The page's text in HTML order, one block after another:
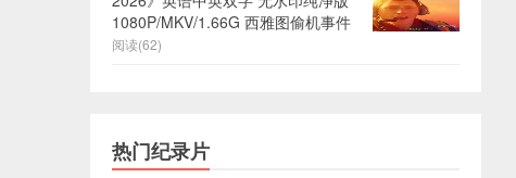
1080P/MKV/1.66G 西雅图偷机事件
阅读(62)
热门纪录片